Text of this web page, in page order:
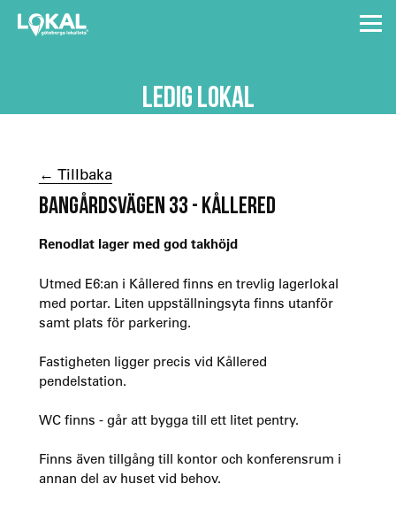
LEDIG LOKAL
← Tillbaka
BANGÅRDSVÄGEN 33 - KÅLLERED
Renodlat lager med god takhöjd
Utmed E6:an i Kållered finns en trevlig lagerlokal
med portar. Liten uppställningsyta finns utanför
samt plats för parkering.
Fastigheten ligger precis vid Kållered
pendelstation.
WC finns - går att bygga till ett litet pentry.
Finns även tillgång till kontor och konferensrum i
annan del av huset vid behov.